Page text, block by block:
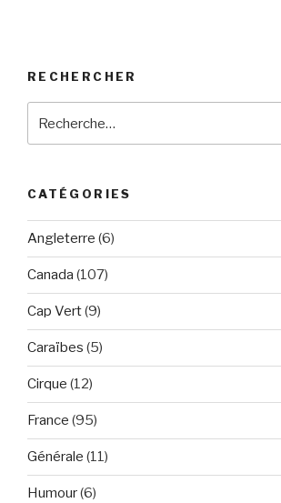
RECHERCHER
CATÉGORIES
Angleterre (6)
Canada (107)
Cap Vert(9)
Caraïbes (5)
Cirque (12)
France (95)
Générale (11)
Humour(6)